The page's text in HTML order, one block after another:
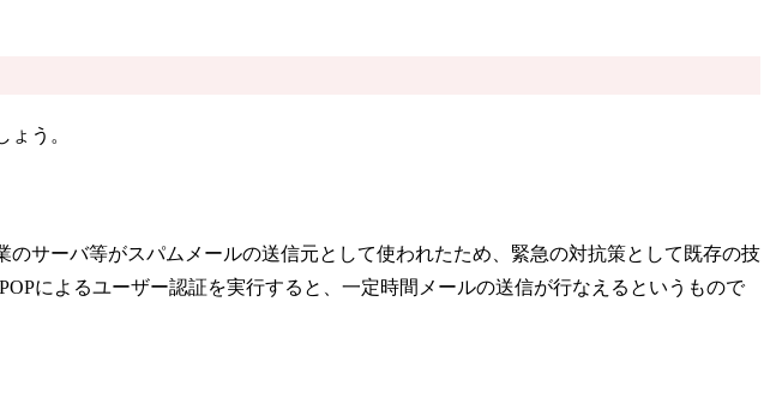
う。
サーバ等がスパムメールの送信元として使われたため、緊急の対抗策として既存の技
によるユーザー認証を実行すると、一定時間メールの送信が行なえるというもので